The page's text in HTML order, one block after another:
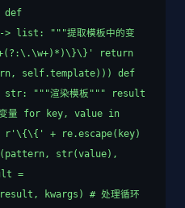
def
list: """提取模板中的变
return
self.template))) def
str: """渲染模板""" result
量 for key, value in
r'\{\{' + re.escape(key)
str(value),
=
kwargs) # 处理循环